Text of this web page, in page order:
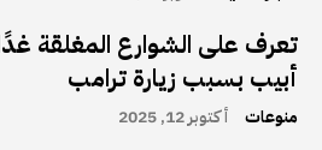
تعرف على الشوارع المغلقة
أبيب بسبب زيارة ترامب
منوعات أكتوبر 12, 2025